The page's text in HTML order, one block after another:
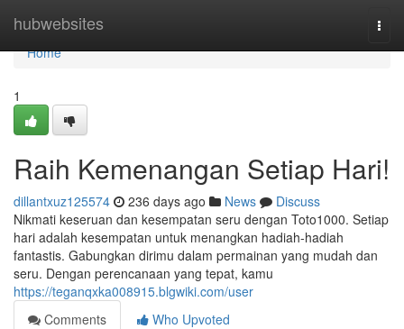
hubwebsites
Home
Home
1
Raih Kemenangan Setiap Hari!
dillantxuz125574 236 days ago News
Discuss
Nikmati keseruan dan kesempatan seru dengan Toto1000. Setiap
hari adalah kesempatan untuk menangkan hadiah-hadiah
fantastis. Gabungkan dirimu dalam permainan yang mudah dan
seru. Dengan perencanaan yang tepat, kamu
https://teganqxka008915.blgwiki.com/user
Comments
Who Upvoted